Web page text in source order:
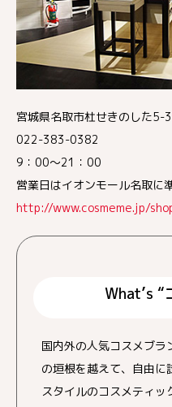
宮城県名取市杜せきのした5-
022-383-0382
9：00〜21：00
営業日はイオンモール名取に
http://www.cosmeme.jp/
What’s “
国内外の人気コスメブ
の垣根を越えて、自由に
スタイルのコスメティッ